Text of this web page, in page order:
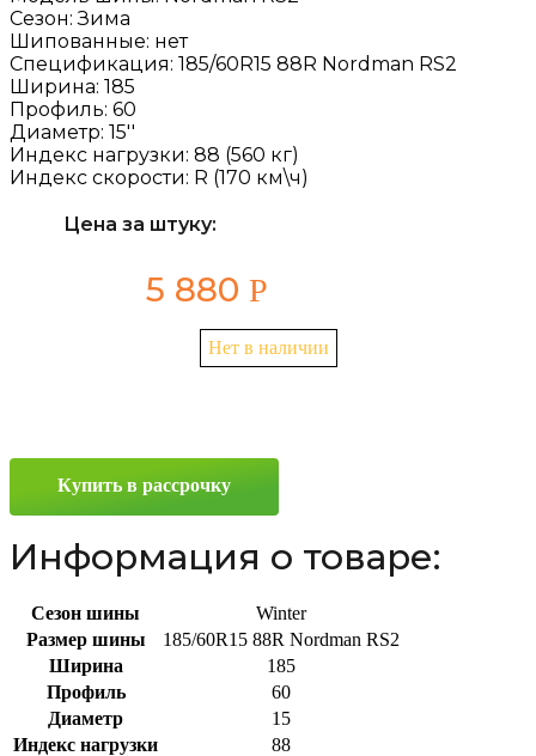
Сезон:Зима
Шипованные: нет
Спецификация: 185/60R15 88R Nordman RS2
Ширина: 185
Профиль: 60
Диаметр: 15''
Индекс нагрузки: 88 (560 кг)
Индекс скорости: R (170 км\ч)
Цена за штуку:
5 880 Р
Нет в наличии
Купить в рассрочку
Информация о товаре:
Сезон шины
Winter
Размер шины
185/60R15 88R Nordman RS2
Ширина
185
Профиль
60
Диаметр
15
Индекс нагрузки
88